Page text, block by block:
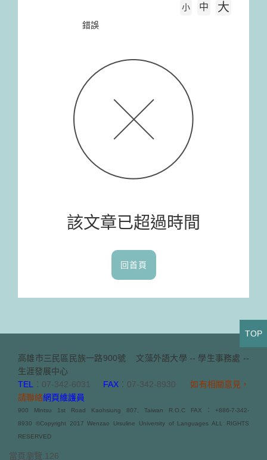
錯誤
小 中 大
該文章已超過時間
回首頁
高雄市三民區民族一路900號
文藻外語大學 -- 學生事務處 --
生涯發展中心
TEL
：07-342-6031 FAX：07-342-8930
如有相關意見，
請聯絡網頁維護員
900 Mintsu 1st Road Kaohsiung 807, Taiwan R.O.C FAX：+886-7-342-
8930 ©Copyright 2017 Wenzao Ursuline University of Languages ALL RIGHTS
RESERVED
當頁瀏覽:126
TOP